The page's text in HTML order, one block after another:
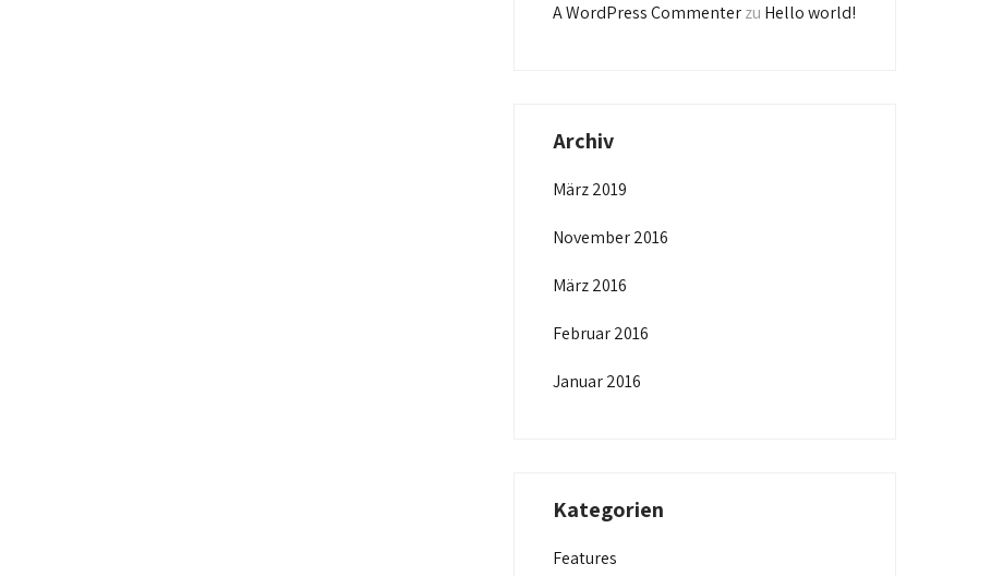
A WordPress Commenterzu Hello world!
Archiv
März 2019
November 2016
März 2016
Februar 2016
Januar 2016
Kategorien
Features